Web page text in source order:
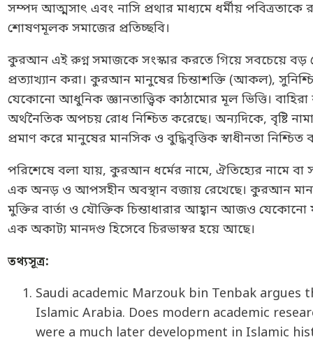
সম্পদ আত্মসাৎ এবং নাসি প্রথার মাধ্যমে ধর্মীয়
শোষণমূলক সমাজের প্রতিচ্ছবি।
কুরআন এই রুগ্ন সমাজকে সংস্কার করতে গিয়ে সবচেয়ে
প্রত্যাখ্যান করা। কুরআন মানুষের চিন্তাশক্তি (আকল),
যেকোনো আধুনিক জ্ঞানতাত্ত্বিক কাঠামোর মূল ভিত্তি।
অর্থনৈতিক অপচয় রোধ নিশ্চিত করেছে। অন্যদিকে, বৃষ্টি
প্রমাণ করে মানুষের মানসিক ও বুদ্ধিবৃত্তিক স্বাধীনতা নিশ্চিত
পরিশেষে বলা যায়, কুরআন ধর্মের নামে, ঐতিহ্যের নামে বা
এক অনড় ও আপসহীন অবস্থান বজায় রেখেছে। কুরআন
মুক্তির বার্তা ও যৌক্তিক চিন্তাধারার আহ্বান আজও যেকোনো
এক অকাট্য মানদণ্ড হিসেবে চিরভাস্বর হয়ে আছে।
তথ্যসূত্র:
Saudi academic Marzouk bin Tenbak
Islamic Arabia. Does modern academic
were a much later development in Islamic